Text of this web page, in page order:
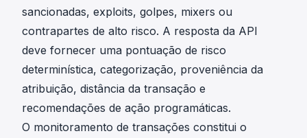
sancionadas, exploits, golpes, mixers ou
contrapartes de alto risco. A resposta da API
deve fornecer uma pontuação de risco
determinística, categorização, proveniência da
atribuição, distância da transação e
recomendações de ação programáticas.
O monitoramento de transações constitui o